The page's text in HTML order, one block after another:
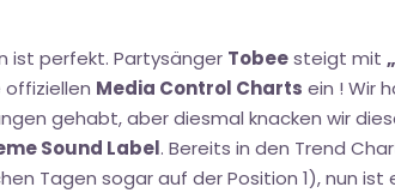
ist perfekt. Partysänger Tobeesteigt mit
offiziellen Media Control Charts ein ! Wir
gehabt, aber diesmal knacken wir
Sound Label. Bereits in den Trend
Tagen sogar auf der Position 1), nun ist